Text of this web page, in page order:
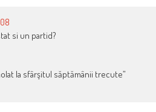
si un partid?
la sfârşitul săptămânii trecute”